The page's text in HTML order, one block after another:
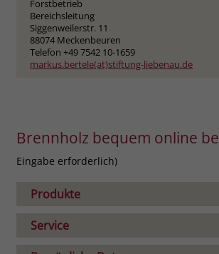
Forstbetrieb
Bereichsleitung
Siggenweilerstr. 11
88074 Meckenbeuren
Telefon +49 7542 10-1659
markus.bertele(at)stiftung-liebenau.de
Brennholz bequem online
Eingabe erforderlich)
Produkte
Service